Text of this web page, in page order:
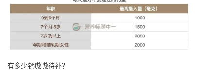
有多少钙嗷嗷待补？